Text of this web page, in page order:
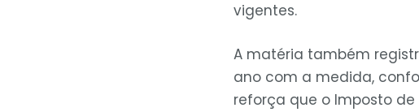
vigentes.
A matéria também
ano com a medida,
reforça que o Imposto